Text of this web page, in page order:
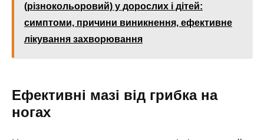
(різнокольоровий) у дорослих і дітей:
симптоми, причини виникнення, ефективне
лікування захворювання
Ефективні мазі від грибка на
ногах